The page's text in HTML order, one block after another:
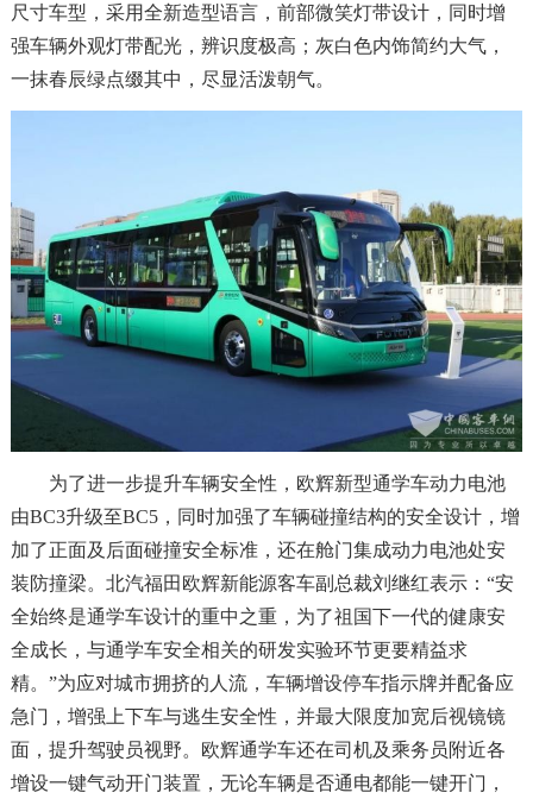
尺寸车型，采用全新造型语言，前部微笑灯带设计，同时增
强车辆外观灯带配光，辨识度极高；灰白色内饰简约大气，
一抹春辰绿点缀其中，尽显活泼朝气。
为了进一步提升车辆安全性，欧辉新型通学车动力电池
由BC3升级至BC5，同时加强了车辆碰撞结构的安全设计，增
加了正面及后面碰撞安全标准，还在舱门集成动力电池处安
装防撞梁。北汽福田欧辉新能源客车副总裁刘继红表示：“安
全始终是通学车设计的重中之重，为了祖国下一代的健康安
全成长，与通学车安全相关的研发实验环节更要精益求
精。”为应对城市拥挤的人流，车辆增设停车指示牌并配备应
急门，增强上下车与逃生安全性，并最大限度加宽后视镜镜
面，提升驾驶员视野。欧辉通学车还在司机及乘务员附近各
增设一键气动开门装置，无论车辆是否通电都能一键开门，